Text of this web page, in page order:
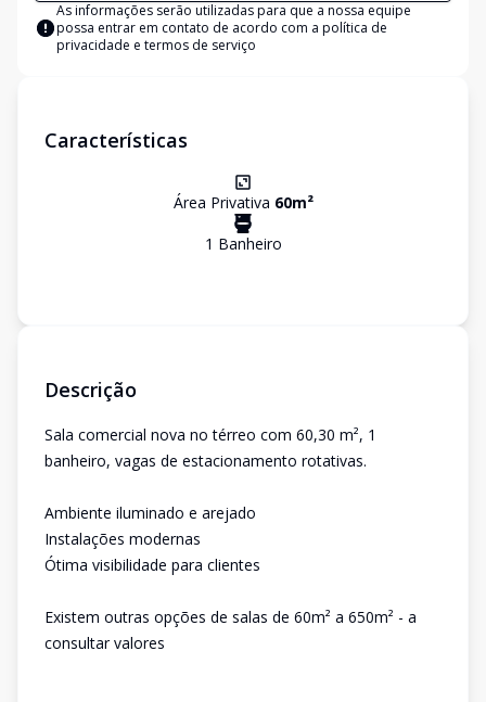
As informações serão utilizadas para que a nossa equipe
possa entrar em contato de acordo com a política de
privacidade e termos de serviço
Características
Área Privativa 60m²
1 Banheiro
Descrição
Sala comercial nova no térreo com 60,30 m², 1
banheiro, vagas de estacionamento rotativas.
Ambiente iluminado e arejado
Instalações modernas
Ótima visibilidade para clientes
Existem outras opções de salas de 60m² a 650m² - a
consultar valores